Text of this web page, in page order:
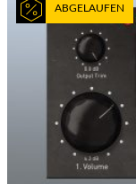
ABGELAUFEN